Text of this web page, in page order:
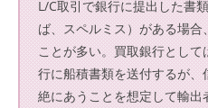
L/C取引で銀行に提出した書
ば、スペルミス）がある場
ことが多い。買取銀行とし
行に船積書類を送付するが
絶にあうことを想定して輸